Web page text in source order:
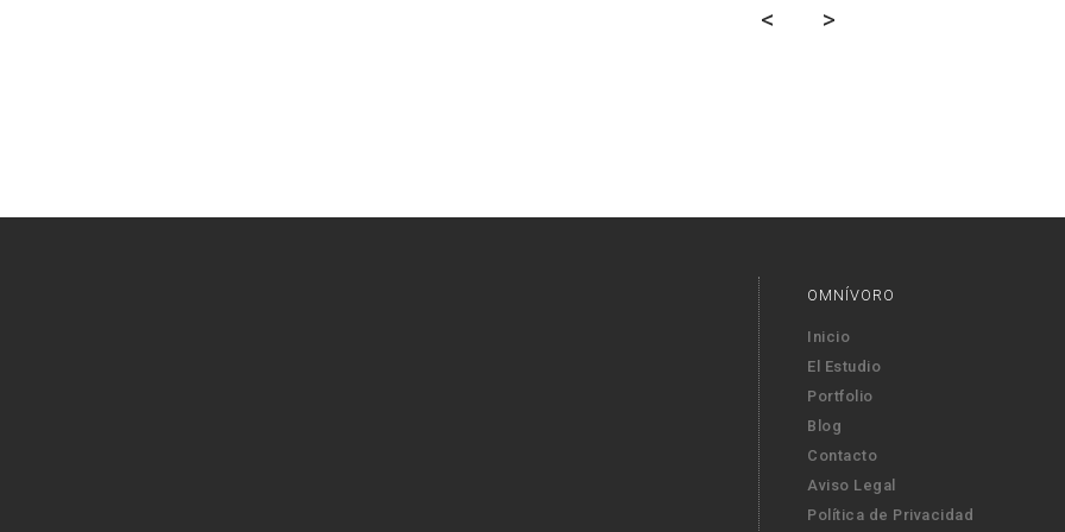
< >
OMNÍVORO
Inicio
El Estudio
Portfolio
Blog
Contacto
Aviso Legal
Política de Privacidad